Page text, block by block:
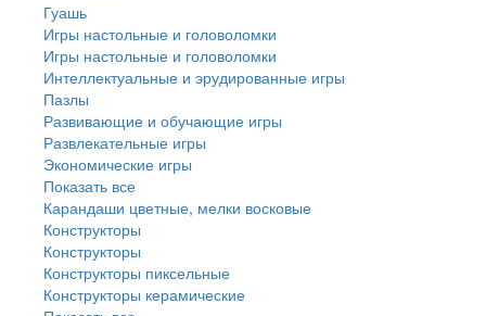
Гуашь
Игры настольные и головоломки
Игры настольные и головоломки
Интеллектуальные и эрудированные игры
Пазлы
Развивающие и обучающие игры
Развлекательные игры
Экономические игры
Показать все
Карандаши цветные, мелки восковые
Конструкторы
Конструкторы
Конструкторы пиксельные
Конструкторы керамические